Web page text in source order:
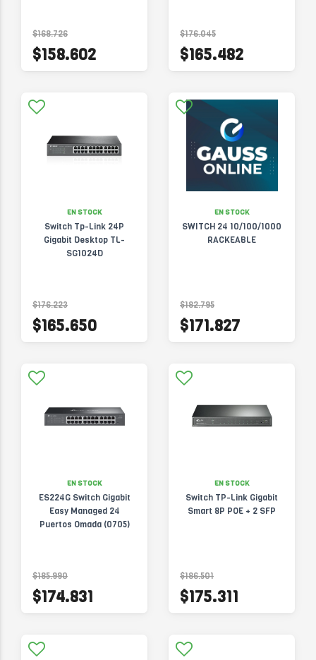
$168.726
$158.602
$176.045
$165.482
EN STOCK
Switch Tp-Link 24P
Gigabit Desktop TL-
SG1024D
$176.223
$165.650
EN STOCK
SWITCH 24 10/100/1000
RACKEABLE
$182.795
$171.827
EN STOCK
ES224G Switch Gigabit
Easy Managed 24
Puertos Omada (0705)
$185.990
$174.831
EN STOCK
Switch TP-Link Gigabit
Smart 8P POE + 2 SFP
$186.501
$175.311